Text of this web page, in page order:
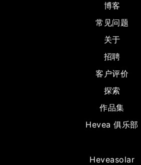
博客
常见问题
关于
招聘
客户评价
探索
作品集
Hevea 俱乐部
Heveasolar